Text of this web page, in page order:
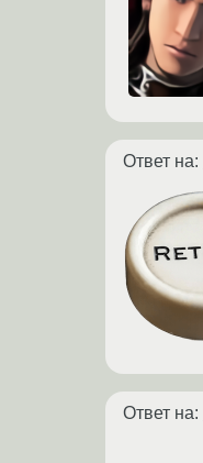
Ответ на:
Ответ на: